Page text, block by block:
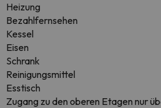
Heizung
Bezahlfernsehen
Kessel
Eisen
Schrank
Reinigungsmittel
Esstisch
Zugang zu den oberen Etagen nur